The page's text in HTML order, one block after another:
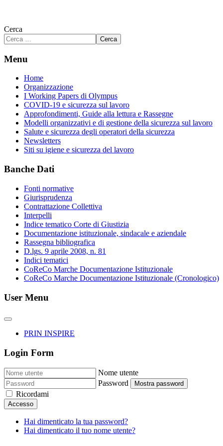
Cerca
Cerca
Menu
Home
Organizzazione
I Working Papers di Olympus
COVID-19 e sicurezza sul lavoro
Approfondimenti, Guide alla lettura e Rassegne
Modelli organizzativi e di gestione della sicurezza sul lavoro
Salute e sicurezza degli operatori della sicurezza
Newsletters
Siti su igiene e sicurezza del lavoro
Banche Dati
Fonti normative
Giurisprudenza
Contrattazione Collettiva
Interpelli
Indice tematico Corte di Giustizia
Documentazione istituzionale, sindacale e aziendale
Rassegna bibliografica
D.lgs. 9 aprile 2008, n. 81
Indici tematici
CoReCo Marche Documentazione Istituzionale
CoReCo Marche Documentazione Istituzionale (Cronologico)
User Menu
PRIN INSPIRE
Login Form
Nome utente
Password
Mostra password
Ricordami
Accesso
Hai dimenticato la tua password?
Hai dimenticato il tuo nome utente?